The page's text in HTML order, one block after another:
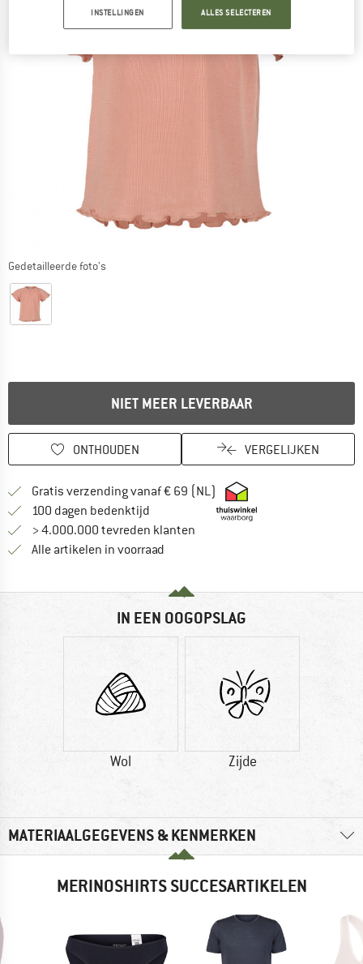
Gedetailleerde foto's
NIET MEER LEVERBAAR
ONTHOUDEN VERGELIJKEN
Gratis verzending vanaf € 69 (NL) Vind hier de
100 dagen bedenktijd Vind de betalingsinformatie hier!
> 4.000.000 tevreden klanten
Alle artikelen in voorraad
IN EEN OOGOPSLAG
Wol Zijde
MATERIAALGEGEVENS & KENMERKEN
MERINOSHIRTS SUCCESARTIKELEN
INSTELLINGEN ALLES SELECTEREN